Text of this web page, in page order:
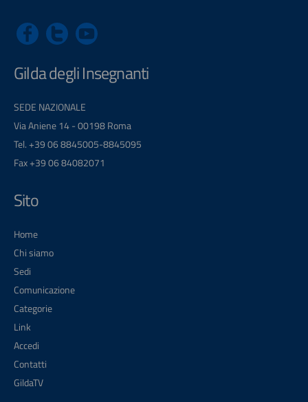
Gilda degli Insegnanti
SEDE NAZIONALE
Via Aniene 14 - 00198 Roma
Tel. +39 06 8845005-8845095
Fax +39 06 84082071
Sito
Home
Chi siamo
Sedi
Comunicazione
Categorie
Link
Accedi
Contatti
GildaTV